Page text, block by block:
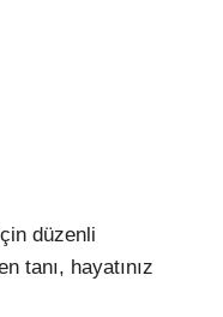
düzenli
tanı, hayatınız